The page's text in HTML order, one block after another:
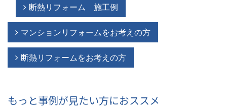
断熱リフォーム 施工例
マンションリフォームをお考えの方
断熱リフォームをお考えの方
もっと事例が見たい方におススメ